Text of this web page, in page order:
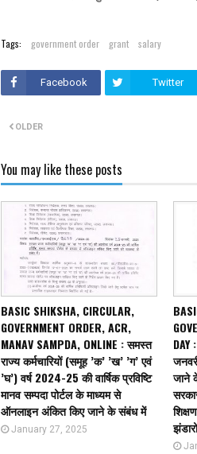
Tags: government order grant salary
Facebook Twitter
OLDER
You may like these posts
BASIC SHIKSHA, CIRCULAR,
GOVERNMENT ORDER, ACR,
MANAV SAMPDA, ONLINE : समस्त
राज्य कर्मचारियों (समूह ’क’ ’ख’ ’ग’ एवं
’घ’) वर्ष 2024-25 की वार्षिक प्रविष्टि
मानव सम्पदा पोर्टल के माध्यम से
ऑनलाइन अंकित किए जाने के संबंध में
January 27, 2025
DAY
जाने